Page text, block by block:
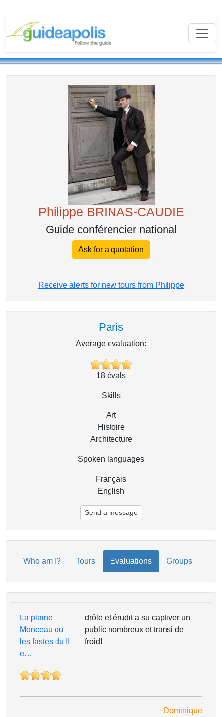
Philippe BRINAS-CAUDIE
Guide conférencier national
Ask for a quotation
Receive alerts for new tours from Philippe
Paris
Average evaluation:
18 évals
Skills
Art
Histoire
Architecture
Spoken languages
Français
English
Send a message
Who am I? Tours Evaluations Groups
La plaine
Monceau ou
les fastes du II
e…
drôle et érudit a su captiver un
public nombreux et transi de
froid!
Dominique